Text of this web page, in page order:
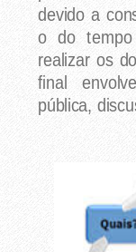
devido a
o do tempo
realizar os
final
pública,